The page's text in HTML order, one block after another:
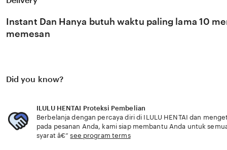
di pasar global. Dengan dukungan bokep korea yang
Anda secara eksklusif.
Instant Dan Hanya butuh waktu paling lama 10
memesan
Did you know?
ILULU HENTAI Proteksi Pembelian
Berbelanja dengan percaya diri di ILULU HENTAI dan
pada pesanan Anda, kami siap membantu Anda untuk
syarat â€”see program terms